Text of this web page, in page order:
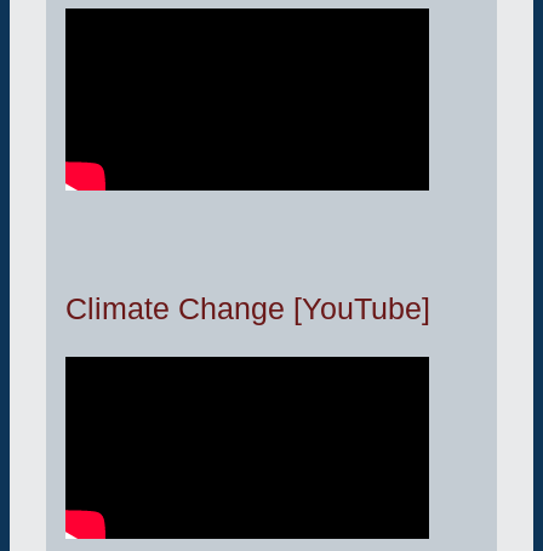
Climate Change [YouTube]